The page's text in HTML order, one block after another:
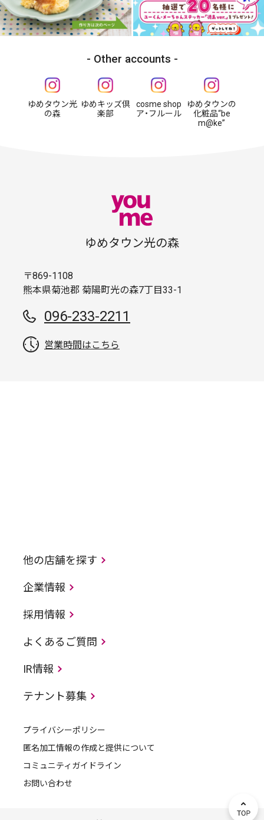
Other accounts
ゆめタウン光
の森
ゆめキッズ倶
楽部
cosme shop
ア・フルール
ゆめタウンの
化粧品“be
m@ke”
ゆめタウン光の森
〒869-1108
熊本県菊池郡 菊陽町光の森7丁目33-1
096-233-2211
営業時間はこちら
他の店舗を探す
企業情報
採用情報
よくあるご質問
IR情報
テナント募集
プライバシーポリシー
匿名加工情報の作成と提供について
コミュニティガイドライン
お問い合わせ